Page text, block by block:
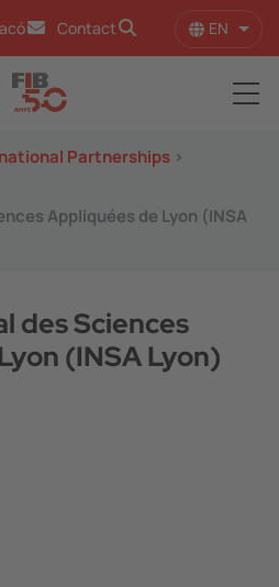
Contact EN List
Partnerships >
Appliquées de Lyon (INSA
des Sciences
(INSA Lyon)